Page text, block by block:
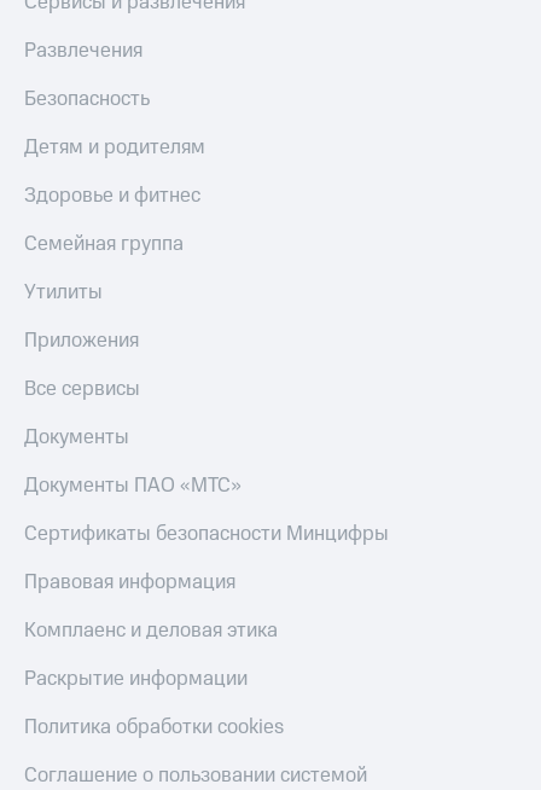
Развлечения
Безопасность
Детям и родителям
Здоровье и фитнес
Семейная группа
Утилиты
Приложения
Все сервисы
Документы
Документы ПАО «МТС»
Сертификаты безопасности Минцифры
Правовая информация
Комплаенс и деловая этика
Раскрытие информации
Политика обработки cookies
Соглашение о пользовании системой